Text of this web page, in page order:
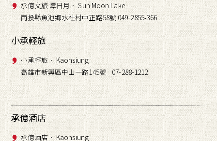
承億文旅 潭日月． Sun Moon Lake
南投縣魚池鄉水社村中正路58號 049-2855-366
小承輕旅
小承輕旅． Kaohsiung
高雄市新興區中山一路145號 07-288-1212
承億酒店
承億酒店． Kaohsiung